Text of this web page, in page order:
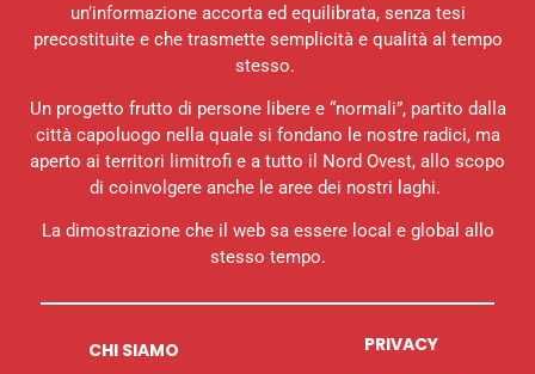
un’informazione accorta ed equilibrata, senza tesi
precostituite e che trasmette semplicità e qualità al tempo
stesso.
Un progetto frutto di persone libere e “normali”, partito dalla
città capoluogo nella quale si fondano le nostre radici, ma
aperto ai territori limitrofi e a tutto il Nord Ovest, allo scopo
di coinvolgere anche le aree dei nostri laghi.
La dimostrazione che il web sa essere local e global allo
stesso tempo.
CHI SIAMO PRIVACY